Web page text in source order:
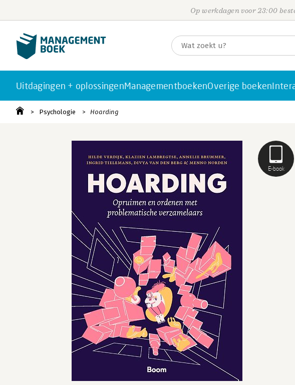
Op werkdagen voor 23:00
Uitdagingen + oplossingenManagementboekenOverige boeken
Psychologie Hoarding
E-book